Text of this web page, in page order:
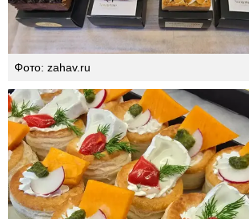
Фото: zahav.ru